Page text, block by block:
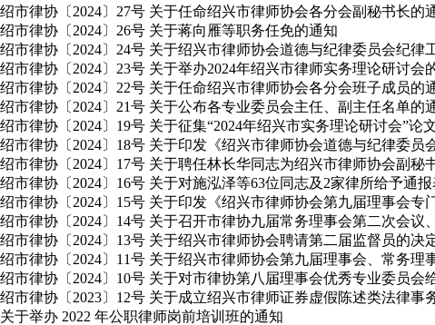
绍市律协〔2024〕27号 关于任命绍兴市律师协会各分会副秘书长的
绍市律协〔2024〕26号 关于蒋向雁等职务任免的通知
绍市律协〔2024〕24号 关于绍兴市律师协会道德与纪律委员会纪律
绍市律协〔2024〕23号 关于举办2024年绍兴市律师实务理论研讨会
绍市律协〔2024〕22号 关于任命绍兴市律师协会各分会班子成员的
绍市律协〔2024〕21号 关于公布各专业委员会主任、副主任名单的
绍市律协〔2024〕19号 关于征集“2024年绍兴市实务理论研讨会”论
绍市律协〔2024〕18号 关于印发《绍兴市律师协会道德与纪律委员
绍市律协〔2024〕17号 关于聘任林长华同志为绍兴市律师协会副秘
绍市律协〔2024〕16号 关于对施泓泽等63位同志及2家律所给予通
绍市律协〔2024〕15号 关于印发《绍兴市律师协会第九届理事会专
绍市律协〔2024〕14号 关于召开市律协九届常务理事会第二次会议
绍市律协〔2024〕13号 关于绍兴市律师协会聘请第二届监督员的决
绍市律协〔2024〕11号 关于绍兴市律师协会第九届理事会、常务
绍市律协〔2024〕10号 关于对市律协第八届理事会优秀专业委员会
绍市律协〔2023〕12号 关于成立绍兴市律师证券虚假陈述类法律事
关于举办 2022 年公职律师岗前培训班的通知